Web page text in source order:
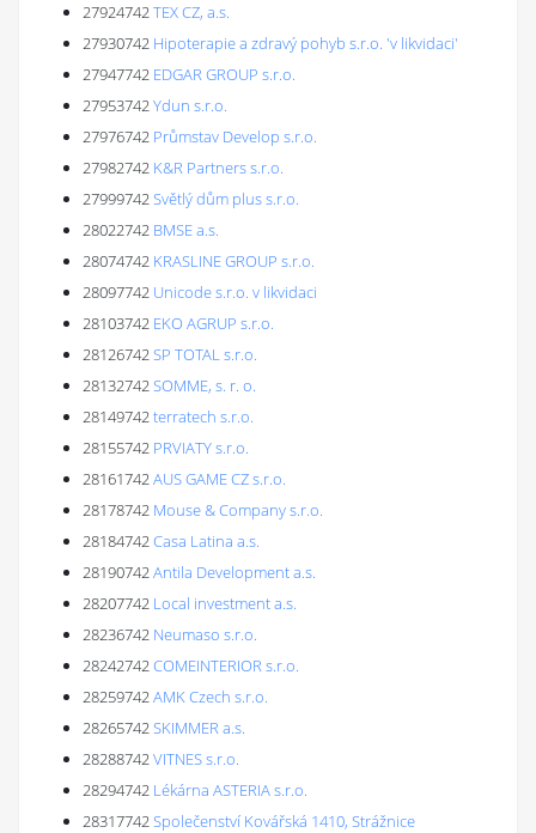
27924742TEX CZ, a.s.
27930742 Hipoterapie a zdravý pohyb s.r.o. 'v likvidaci'
27947742 EDGAR GROUP s.r.o.
27953742Ydun s.r.o.
27976742 Průmstav Develop s.r.o.
27982742 K&R Partners s.r.o.
27999742Světlý dům plus s.r.o.
28022742 BMSE a.s.
28074742 KRASLINE GROUP s.r.o.
28097742 Unicode s.r.o. v likvidaci
28103742 EKO AGRUP s.r.o.
28126742SP TOTAL s.r.o.
28132742SOMME, s. r. o.
28149742terratech s.r.o.
28155742 PRVIATY s.r.o.
28161742AUS GAME CZ s.r.o.
28178742 Mouse & Company s.r.o.
28184742Casa Latina a.s.
28190742Antila Development a.s.
28207742 Local investment a.s.
28236742 Neumaso s.r.o.
28242742COMEINTERIOR s.r.o.
28259742AMK Czech s.r.o.
28265742SKIMMER a.s.
28288742VITNES s.r.o.
28294742 Lékárna ASTERIA s.r.o.
28317742Společenství Kovářská 1410, Strážnice